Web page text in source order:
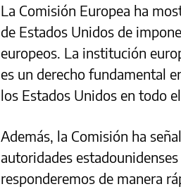
La Comisión Europea ha
de Estados Unidos de
europeos. La institución
es un derecho fundamental
los Estados Unidos en todo
Además, la Comisión ha
autoridades
responderemos de manera